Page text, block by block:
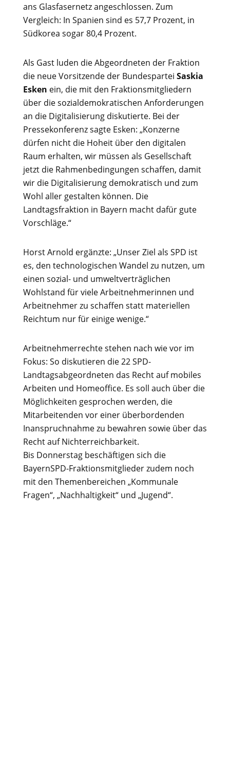
ans Glasfasernetz angeschlossen. Zum
Vergleich: In Spanien sind es 57,7 Prozent, in
Südkorea sogar 80,4 Prozent.
Als Gast luden die Abgeordneten der Fraktion
die neue Vorsitzende der Bundespartei Saskia
Esken ein, die mit den Fraktionsmitgliedern
über die sozialdemokratischen Anforderungen
an die Digitalisierung diskutierte. Bei der
Pressekonferenz sagte Esken: „Konzerne
dürfen nicht die Hoheit über den digitalen
Raum erhalten, wir müssen als Gesellschaft
jetzt die Rahmenbedingungen schaffen, damit
wir die Digitalisierung demokratisch und zum
Wohl aller gestalten können. Die
Landtagsfraktion in Bayern macht dafür gute
Vorschläge.“
Horst Arnold ergänzte: „Unser Ziel als SPD ist
es, den technologischen Wandel zu nutzen, um
einen sozial- und umweltverträglichen
Wohlstand für viele Arbeitnehmerinnen und
Arbeitnehmer zu schaffen statt materiellen
Reichtum nur für einige wenige.“
Arbeitnehmerrechte stehen nach wie vor im
Fokus: So diskutieren die 22 SPD-
Landtagsabgeordneten das Recht auf mobiles
Arbeiten und Homeoffice. Es soll auch über die
Möglichkeiten gesprochen werden, die
Mitarbeitenden vor einer überbordenden
Inanspruchnahme zu bewahren sowie über das
Recht auf Nichterreichbarkeit.
Bis Donnerstag beschäftigen sich die
BayernSPD-Fraktionsmitglieder zudem noch
mit den Themenbereichen „Kommunale
Fragen“, „Nachhaltigkeit“ und „Jugend“.